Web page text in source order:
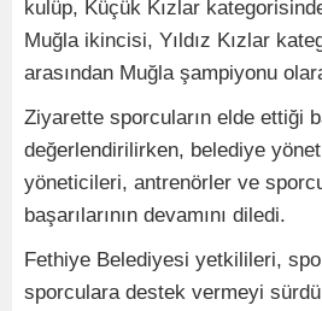
kulüp, Küçük Kızlar
Muğla ikincisi, Yıldız Kızlar
arasından Muğla şampiyonu
Ziyarette sporcuların elde ettiği
değerlendirilirken, belediye
yöneticileri, antrenörler ve
başarılarının devamını diledi.
Fethiye Belediyesi yetkilileri,
sporculara destek vermeyi